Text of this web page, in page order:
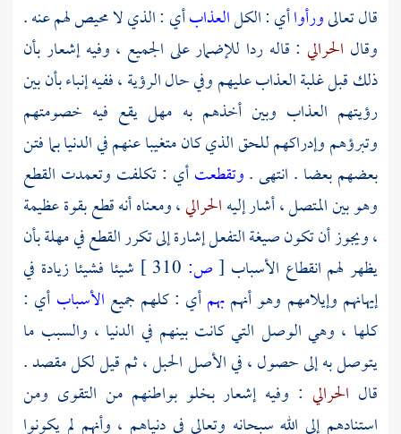
قال تعالىورأواأي : الكلالعذابأي : الذي لا محيص لهم عنه .
وقال الحرالي : قاله ردا للإضمار على الجميع ، وفيه إشعار بأن
ذلك قبل غلبة العذاب عليهم وفي حال الرؤية ، ففيه إنباء بأن بين
رؤيتهم العذاب وبين أخذهم به مهل يقع فيه خصومتهم
وتبرؤهم وإدراكهم للحق الذي كان متغيبا عنهم في الدنيا بما فتن
بعضهم بعضا . انتهى .وتقطعتأي : تكلفت وتعمدت القطع
وهو بين المتصل ، أشار إليهالحرالي، ومعناه أنه قطع بقوة عظيمة
، ويجوز أن تكون صيغة التفعل إشارة إلى تكرر القطع في مهلة بأن
يظهر لهم انقطاع الأسباب [ص:
شيئا فشيئا زيادة في
إيهانهم وإيلامهم وهو أنهمبهمأي : كلهم جميع الأسباب أي :
كلها ، وهي الوصل التي كانت بينهم في الدنيا ، والسبب ما
يتوصل به إلى حصول ، في الأصل الحبل ، ثم قيل لكل مقصد .
قال الحرالي : وفيه إشعار بخلو بواطنهم من التقوى ومن
استنادهم إلى الله سبحانه وتعالى في دنياهم ، وأنهم لم يكونوا